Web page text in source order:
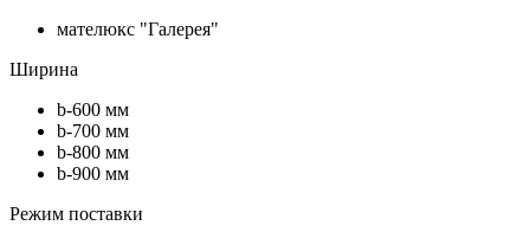
мателюкс "Галерея"
Ширина
b-600 мм
b-700 мм
b-800 мм
b-900 мм
Режим поставки